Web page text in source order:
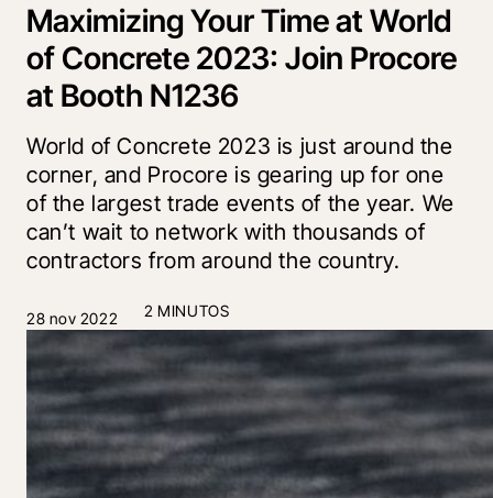
Maximizing Your Time at World
of Concrete 2023: Join Procore
at Booth N1236
World of Concrete 2023 is just around the
corner, and Procore is gearing up for one
of the largest trade events of the year. We
can’t wait to network with thousands of
contractors from around the country.
28 nov 2022 2 MINUTOS